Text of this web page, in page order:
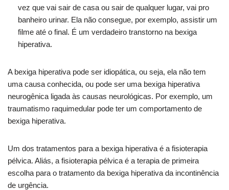
vez que vai sair de casa ou sair de qualquer lugar, vai pro
banheiro urinar. Ela não consegue, por exemplo, assistir um
filme até o final. É um verdadeiro transtorno na bexiga
hiperativa.
A bexiga hiperativa pode ser idiopática, ou seja, ela não tem
uma causa conhecida, ou pode ser uma bexiga hiperativa
neurogênica ligada às causas neurológicas. Por exemplo, um
traumatismo raquimedular pode ter um comportamento de
bexiga hiperativa.
Um dos tratamentos para a bexiga hiperativa é a fisioterapia
pélvica. Aliás, a fisioterapia pélvica é a terapia de primeira
escolha para o tratamento da bexiga hiperativa da incontinência
de urgência.